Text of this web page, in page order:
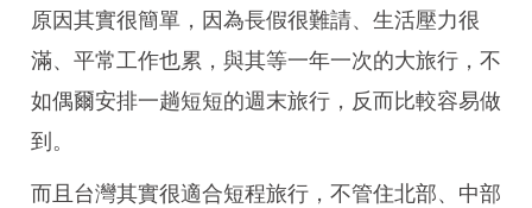
原因其實很簡單，因為長假很難請、生活壓力很
滿、平常工作也累，與其等一年一次的大旅行，不
如偶爾安排一趟短短的週末旅行，反而比較容易做
到。
而且台灣其實很適合短程旅行，不管住北部、中部